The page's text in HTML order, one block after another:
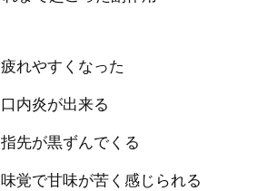
疲れやすくなった
口内炎が出来る
指先が黒ずんでくる
味覚で甘味が苦く感じられる